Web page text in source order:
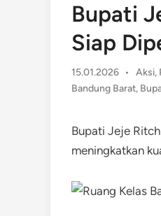
Bupati
Siap
15.01.2026 •
in
Aksi,
Bandung Barat,
Bupati Jeje
meningkatkan